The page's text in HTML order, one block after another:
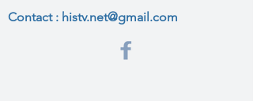
Contact : histv.net@gmail.com